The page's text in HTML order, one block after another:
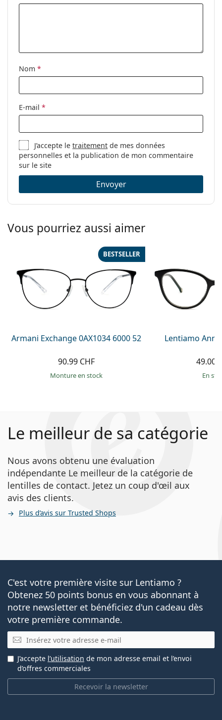
ressort:
nettoyage:
Oui
Catégorie:
Lunettes de vue
Marque:
Lentiamo
Code:
Collection:
Edition limitée
Nom *
E-mail *
J’accepte letraitement de mes données
personnelles et la publication de mon commentaire
sur le site
Envoyer
Vous pourriez aussi aimer
Armani Exchange 0AX1034 6000 52
BESTSELLER
90.99 CHF
Monture en stock
Lentiamo
49.00
en
Le meilleur de sa catégorie
Nous avons obtenu une évaluation
indépendante Le meilleur de la catégorie de
lentilles de contact. Jetez un coup d'œil aux
avis des clients.
Plus d’avis sur Trusted Shops
C'est votre première visite sur Lentiamo ?
Obtenez 50 points bonus en vous abonnant à
notre newsletter et bénéficiez d'un cadeau dès
votre première commande.
E-mail
Recevoir la newsletter
J’accepte l’utilisation de mon adresse email et l’envoi
d’offres commerciales